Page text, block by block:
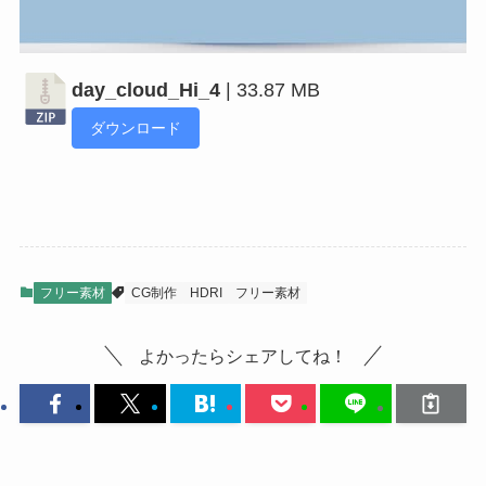
day_cloud_Hi_4| 33.87 MB
ダウンロード
フリー素材 CG制作 HDRI フリー素材
よかったらシェアしてね！